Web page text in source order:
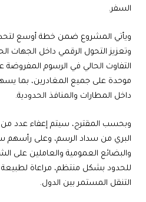
السفر.
ويأتي المشروع ضمن خطة أوسع
وتعزيز التحول الرقمي داخل الجهات
التفاوت الحالي في الرسوم
موحدة على جميع المغادرين، بما
داخل المطارات والمنافذ الحدودية.
وبحسب المقترح، سيتم إعفاء عدد من
البري من سداد الرسم، وعلى رأسهم
والبضائع العمومية والعاملين على
للحدود بشكل منتظم، مراعاة لطبيعة
التنقل المستمر بين الدول.